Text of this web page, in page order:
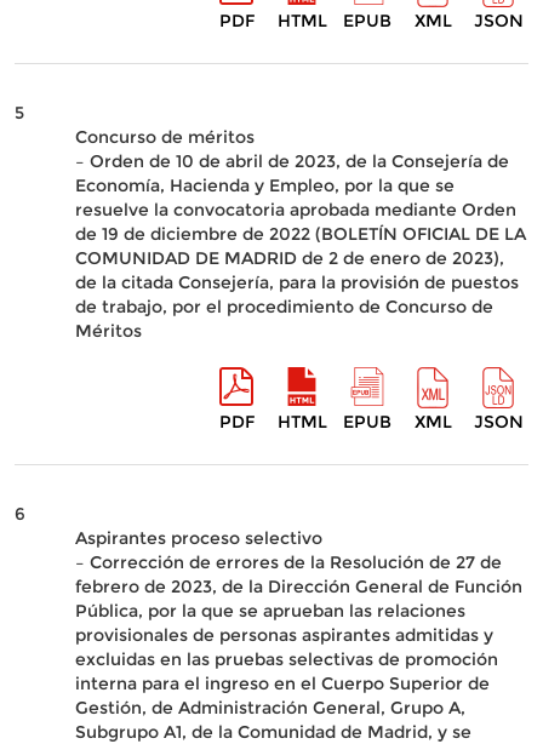
PDF HTML EPUB XML JSON
5
Concurso de méritos
– Orden de 10 de abril de 2023, de la Consejería de
Economía, Hacienda y Empleo, por la que se
resuelve la convocatoria aprobada mediante Orden
de 19 de diciembre de 2022 (BOLETÍN OFICIAL DE LA
COMUNIDAD DE MADRID de 2 de enero de 2023),
de la citada Consejería, para la provisión de puestos
de trabajo, por el procedimiento de Concurso de
Méritos
PDF HTML EPUB XML JSON
6
Aspirantes proceso selectivo
– Corrección de errores de la Resolución de 27 de
febrero de 2023, de la Dirección General de Función
Pública, por la que se aprueban las relaciones
provisionales de personas aspirantes admitidas y
excluidas en las pruebas selectivas de promoción
interna para el ingreso en el Cuerpo Superior de
Gestión, de Administración General, Grupo A,
Subgrupo A1, de la Comunidad de Madrid, y se